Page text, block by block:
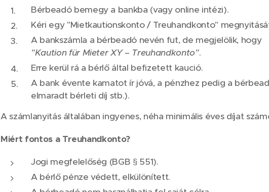
Bérbeadó bemegy a bankba (vagy online intézi).
Kéri egy "Mietkautionskonto / Treuhandkonto"
A bankszámla a bérbeadó nevén fut, de megjelölik, hogy
"Kaution für Mieter XY – Treuhandkonto".
Erre kerül rá a bérlő által befizetett kaució.
A bank évente kamatot ír jóvá, a pénzhez pedig a
elmaradt bérleti díj stb.).
A számlanyitás általában ingyenes, néha minimális éves díjat
Miért fontos a Treuhandkonto?
Jogi megfelelőség (BGB § 551).
A bérlő pénze védett, elkülönített.